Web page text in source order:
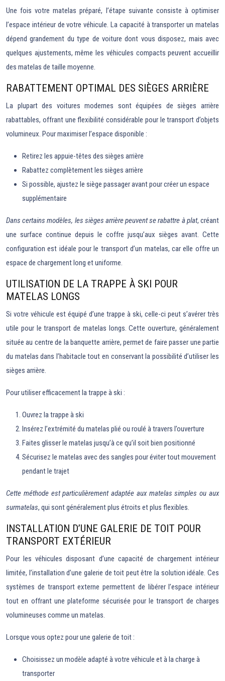
Une fois votre matelas préparé, l’étape suivante consiste à optimiser
l’espace intérieur de votre véhicule. La capacité à transporter un matelas
dépend grandement du type de voiture dont vous disposez, mais avec
quelques ajustements, même les véhicules compacts peuvent accueillir
des matelas de taille moyenne.
RABATTEMENT OPTIMAL DES SIÈGES ARRIÈRE
La plupart des voitures modernes sont équipées de sièges arrière
rabattables, offrant une flexibilité considérable pour le transport d’objets
volumineux. Pour maximiser l’espace disponible :
Retirez les appuie-têtes des sièges arrière
Rabattez complètement les sièges arrière
Si possible, ajustez le siège passager avant pour créer un espace
supplémentaire
Dans certains modèles, les sièges arrière peuvent se rabattre à plat, créant
une surface continue depuis le coffre jusqu’aux sièges avant. Cette
configuration est idéale pour le transport d’un matelas, car elle offre un
espace de chargement long et uniforme.
UTILISATION DE LA TRAPPE À SKI POUR
MATELAS LONGS
Si votre véhicule est équipé d’une trappe à ski, celle-ci peut s’avérer très
utile pour le transport de matelas longs. Cette ouverture, généralement
située au centre de la banquette arrière, permet de faire passer une partie
du matelas dans l’habitacle tout en conservant la possibilité d’utiliser les
sièges arrière.
Pour utiliser efficacement la trappe à ski :
Ouvrez la trappe à ski
Insérez l’extrémité du matelas plié ou roulé à travers l’ouverture
Faites glisser le matelas jusqu’à ce qu’il soit bien positionné
Sécurisez le matelas avec des sangles pour éviter tout mouvement
pendant le trajet
Cette méthode est particulièrement adaptée aux matelas simples ou aux
surmatelas, qui sont généralement plus étroits et plus flexibles.
INSTALLATION D’UNE GALERIE DE TOIT POUR
TRANSPORT EXTÉRIEUR
Pour les véhicules disposant d’une capacité de chargement intérieur
limitée, l’installation d’une galerie de toit peut être la solution idéale. Ces
systèmes de transport externe permettent de libérer l’espace intérieur
tout en offrant une plateforme sécurisée pour le transport de charges
volumineuses comme un matelas.
Lorsque vous optez pour une galerie de toit :
Choisissez un modèle adapté à votre véhicule et à la charge à
transporter